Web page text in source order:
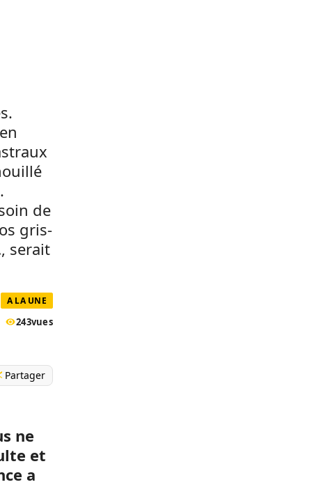
de
gris-
serait
A LA UNE
243vues
Partager
ne
et
a